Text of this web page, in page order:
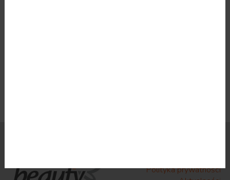
Polityka prywatności